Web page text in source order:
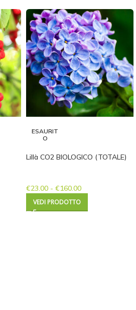
ESAURIT
O
Lillà CO2 BIOLOGICO (TOTALE)
€23.00 - €160.00
VEDI PRODOTTO